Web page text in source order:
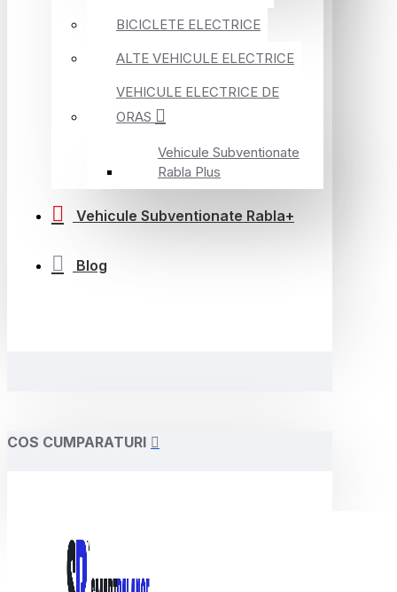
BICICLETE ELECTRICE
ALTE VEHICULE ELECTRICE
VEHICULE ELECTRICE DE
ORAS
Vehicule Subventionate
Rabla Plus
Vehicule Subventionate Rabla+
Blog
COS CUMPARATURI